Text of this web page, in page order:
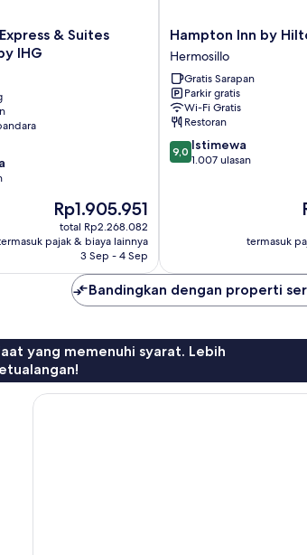
& Suites
IHG
Harga
sekarang
Rp1.905.951
Rp1.905.951
total Rp2.268.082
pajak & biaya lainnya
3 Sep - 4 Sep
Hampton
Inn
by
Hilton
Hermosillo
Hermosillo
Hampton Inn by
Hermosillo
Gratis Sarapan
Parkir gratis
Wi-Fi Gratis
Restoran
9.0
dari
9,0 Istimewa
1.007 ulasan
termasuk
Bandingkan dengan properti
yang memenuhi syarat. Lebih